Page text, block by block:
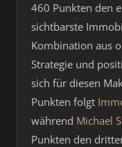
460 Punkten den
sichtbarste
Kombination aus
Strategie und
sich für diesen
Punkten folgt
während Michael
Punkten den